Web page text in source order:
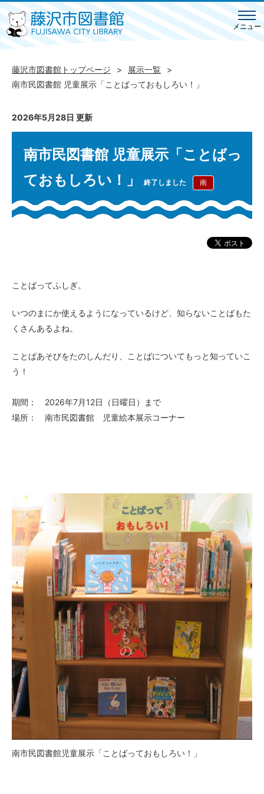
メニュー
藤沢市図書館トップページ
展示一覧
南市民図書館 児童展示「ことばっておもしろい！」
2026年5月28日 更新
南市民図書館 児童展示「ことばっ
ておもしろい！」
終了しました 南
ことばってふしぎ。
いつのまにか使えるようになっているけど、知らないことばもた
くさんあるよね。
ことばあそびをたのしんだり、ことばについてもっと知っていこ
う！
期間： 2026年7月12日（日曜日）まで
場所： 南市民図書館 児童絵本展示コーナー
南市民図書館児童展示「ことばっておもしろい！」